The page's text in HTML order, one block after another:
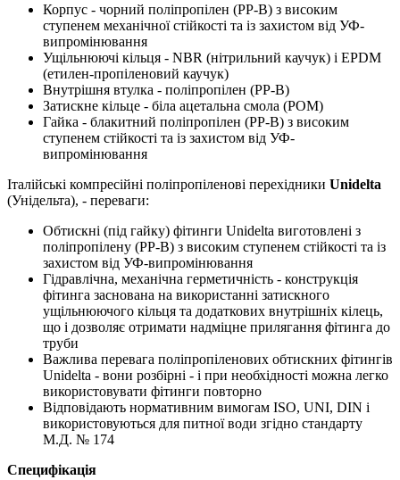
Корпус - чорний поліпропілен (PP-B) з високим
ступенем механічної стійкості та із захистом від УФ-
випромінювання
Ущільнюючі кільця - NBR (нітрильний каучук) і EPDM
(етилен-пропіленовий каучук)
Внутрішня втулка - поліпропілен (PP-B)
Затискне кільце - біла ацетальна смола (POM)
Гайка - блакитний поліпропілен (PP-B) з високим
ступенем стійкості та із захистом від УФ-
випромінювання
Італійські компресійні поліпропіленові перехідники Unidelta
(Унідельта), - переваги:
Обтискні (під гайку) фітинги Unidelta виготовлені з
поліпропілену (PP-B) з високим ступенем стійкості та із
захистом від УФ-випромінювання
Гідравлічна, механічна герметичність - конструкція
фітинга заснована на використанні затискного
ущільнюючого кільця та додаткових внутрішніх кілець,
що і дозволяє отримати надміцне прилягання фітинга до
труби
Важлива перевага поліпропіленових обтискних фітингів
Unidelta - вони розбірні - і при необхідності можна легко
використовувати фітинги повторно
Відповідають нормативним вимогам ISO, UNI, DIN і
використовуються для питної води згідно стандарту
М.Д. № 174
Специфікація